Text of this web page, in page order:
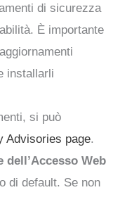
di sicurezza
È importante
installarli
si può
Advisories page.
Web
di default. Se non